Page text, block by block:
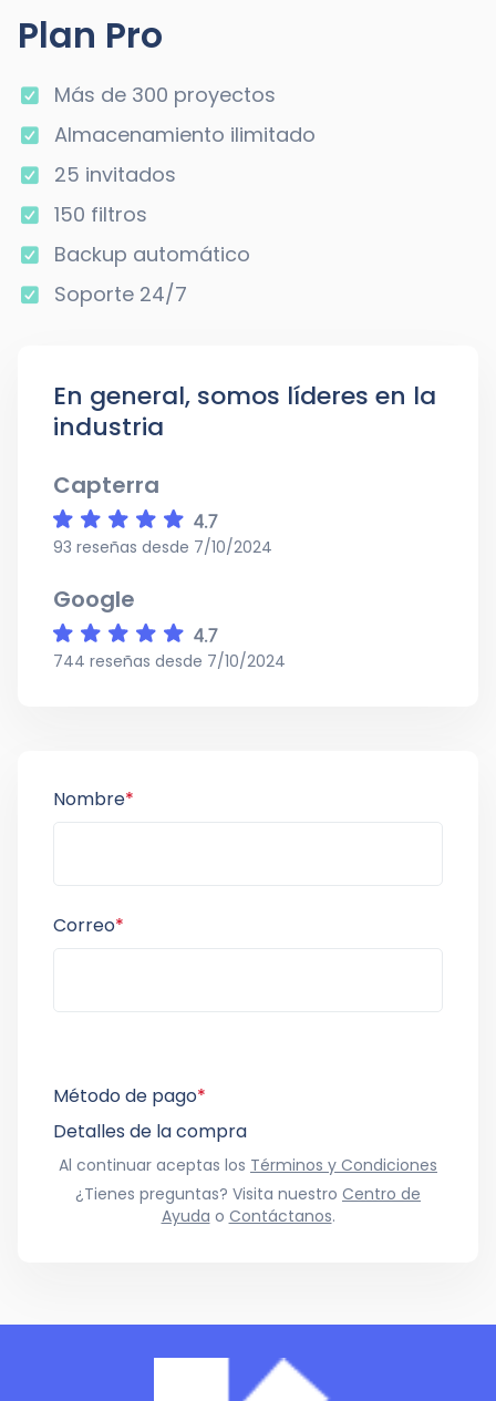
Plan Pro
Más de 300 proyectos
Almacenamiento ilimitado
25 invitados
150 filtros
Backup automático
Soporte 24/7
En general, somos líderes en la
industria
Capterra
93 reseñas desde 7/10/2024
Google
744 reseñas desde 7/10/2024
Nombre*
Correo*
Método de pago*
Detalles de la compra
Al continuar aceptas los Términos y Condiciones
¿Tienes preguntas? Visita nuestro Centro de
Ayuda o Contáctanos.